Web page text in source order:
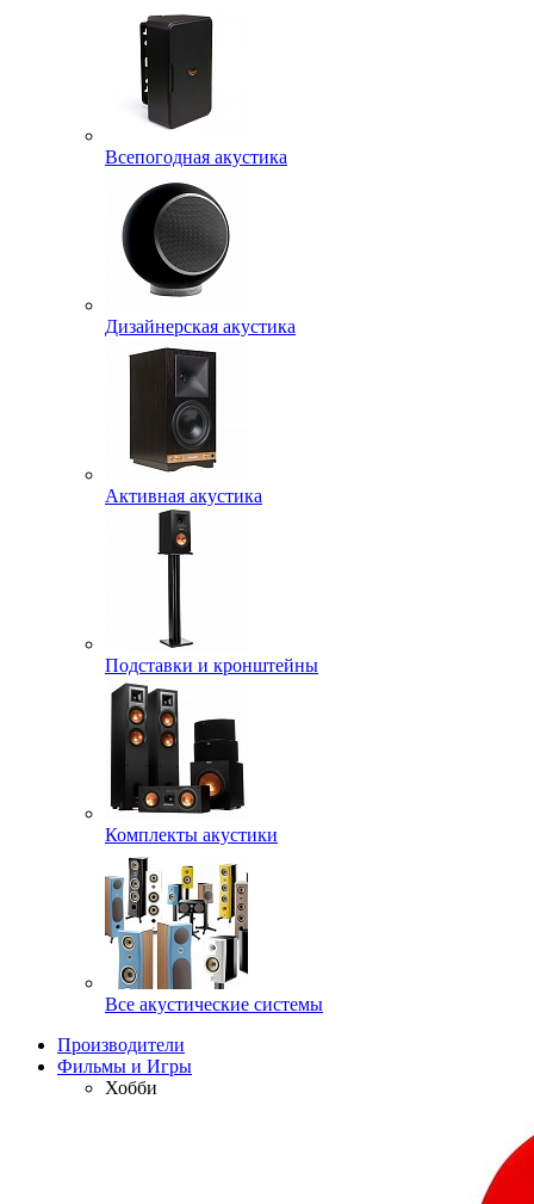
Всепогодная акустика
Дизайнерская акустика
Активная акустика
Подставки и кронштейны
Комплекты акустики
Все акустические системы
Производители
Фильмы и Игры
Хобби